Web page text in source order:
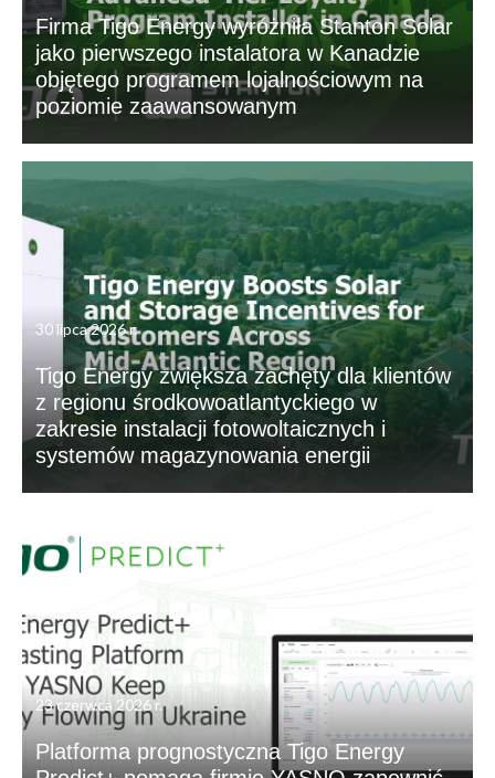
Firma Tigo Energy wyróżniła Stanton Solar
jako pierwszego instalatora w Kanadzie
objętego programem lojalnościowym na
poziomie zaawansowanym
30 lipca 2026 r.
Tigo Energy zwiększa zachęty dla klientów
z regionu środkowoatlantyckiego w
zakresie instalacji fotowoltaicznych i
systemów magazynowania energii
23 czerwca 2026 r.
Platforma prognostyczna Tigo Energy